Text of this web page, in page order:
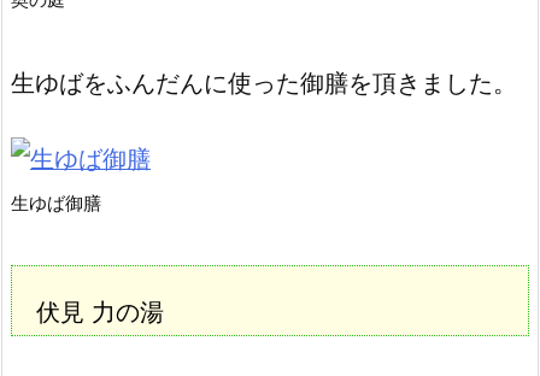
生ゆばをふんだんに使った御膳を頂きました。
生ゆば御膳
伏見 力の湯